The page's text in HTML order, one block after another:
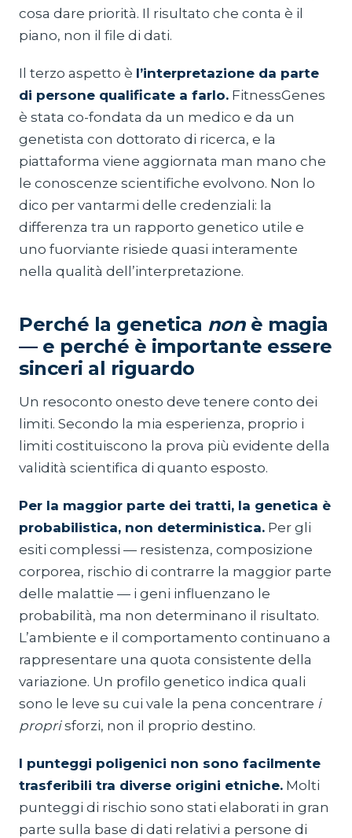
cosa dare priorità. Il risultato che conta è il
piano, non il file di dati.
Il terzo aspetto è l’interpretazione da parte
di persone qualificate a farlo. FitnessGenes
è stata co-fondata da un medico e da un
genetista con dottorato di ricerca, e la
piattaforma viene aggiornata man mano che
le conoscenze scientifiche evolvono. Non lo
dico per vantarmi delle credenziali: la
differenza tra un rapporto genetico utile e
uno fuorviante risiede quasi interamente
nella qualità dell’interpretazione.
Perché la genetica nonè magia
— e perché è importante essere
sinceri al riguardo
Un resoconto onesto deve tenere conto dei
limiti. Secondo la mia esperienza, proprio i
limiti costituiscono la prova più evidente della
validità scientifica di quanto esposto.
Per la maggior parte dei tratti, la genetica è
probabilistica, non deterministica. Per gli
esiti complessi — resistenza, composizione
corporea, rischio di contrarre la maggior parte
delle malattie — i geni influenzano le
probabilità, ma non determinano il risultato.
L’ambiente e il comportamento continuano a
rappresentare una quota consistente della
variazione. Un profilo genetico indica quali
sono le leve su cui vale la pena concentrare i
proprisforzi, non il proprio destino.
I punteggi poligenici non sono facilmente
trasferibili tra diverse origini etniche. Molti
punteggi di rischio sono stati elaborati in gran
parte sulla base di dati relativi a persone di